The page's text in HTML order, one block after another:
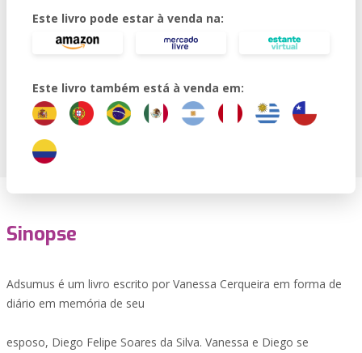
Este livro pode estar à venda na:
Este livro também está à venda em:
Sinopse
Adsumus é um livro escrito por Vanessa Cerqueira em forma de
diário em memória de seu
esposo, Diego Felipe Soares da Silva. Vanessa e Diego se